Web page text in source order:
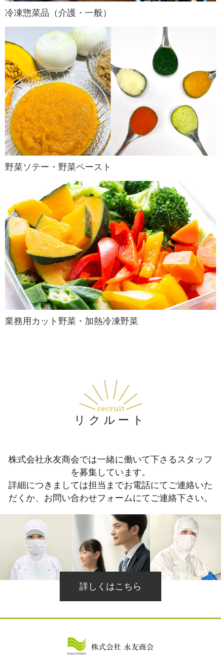
冷凍惣菜品（介護・一般）
野菜ソテー・野菜ペースト
業務用カット野菜・加熱冷凍野菜
リクルート
株式会社永友商会では一緒に働いて下さるスタッフ
を募集しています。
詳細につきましては担当までお電話にてご連絡いた
だくか、お問い合わせフォームにてご連絡下さい。
詳しくはこちら